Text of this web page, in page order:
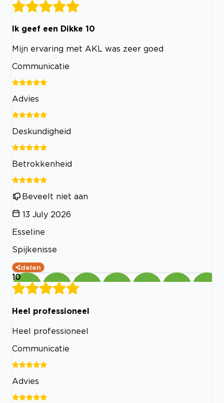
Ik geef een Dikke 10
Mijn ervaring met AKL was zeer goed
Communicatie
Advies
Deskundigheid
Betrokkenheid
Beveelt niet aan
13 July 2026
Esseline
Spijkenisse
delen
10
Heel professioneel
Heel professioneel
Communicatie
Advies